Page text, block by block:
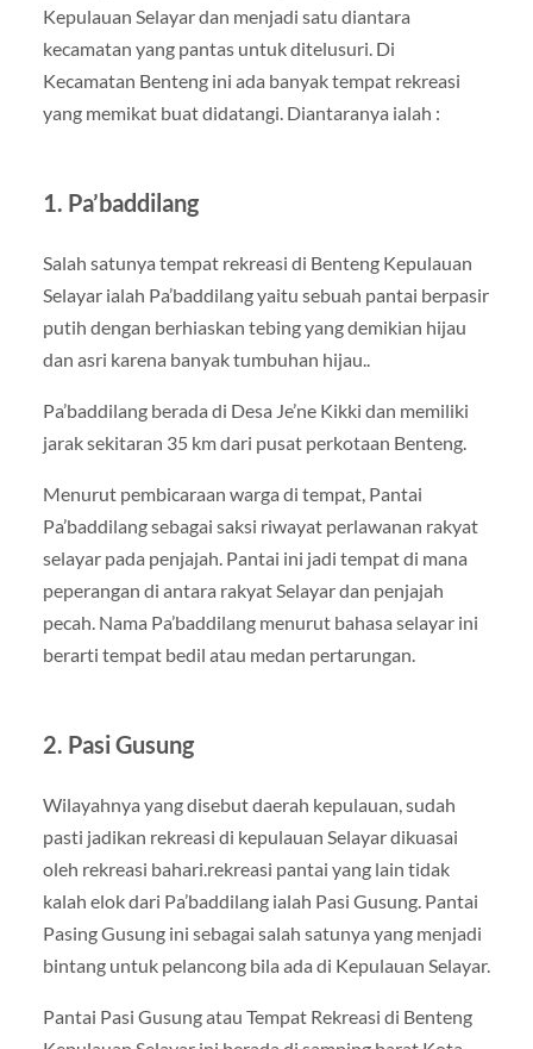
Kepulauan Selayar dan menjadi satu diantara
kecamatan yang pantas untuk ditelusuri. Di
Kecamatan Benteng ini ada banyak tempat rekreasi
yang memikat buat didatangi. Diantaranya ialah :
1. Pa’baddilang
Salah satunya tempat rekreasi di Benteng Kepulauan
Selayar ialah Pa’baddilang yaitu sebuah pantai berpasir
putih dengan berhiaskan tebing yang demikian hijau
dan asri karena banyak tumbuhan hijau..
Pa’baddilang berada di Desa Je’ne Kikki dan memiliki
jarak sekitaran 35 km dari pusat perkotaan Benteng.
Menurut pembicaraan warga di tempat, Pantai
Pa’baddilang sebagai saksi riwayat perlawanan rakyat
selayar pada penjajah. Pantai ini jadi tempat di mana
peperangan di antara rakyat Selayar dan penjajah
pecah. Nama Pa’baddilang menurut bahasa selayar ini
berarti tempat bedil atau medan pertarungan.
2. Pasi Gusung
Wilayahnya yang disebut daerah kepulauan, sudah
pasti jadikan rekreasi di kepulauan Selayar dikuasai
oleh rekreasi bahari.rekreasi pantai yang lain tidak
kalah elok dari Pa’baddilang ialah Pasi Gusung. Pantai
Pasing Gusung ini sebagai salah satunya yang menjadi
bintang untuk pelancong bila ada di Kepulauan Selayar.
Pantai Pasi Gusung atau Tempat Rekreasi di Benteng